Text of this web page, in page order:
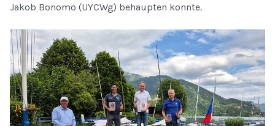
Jakob Bonomo (UYCWg) behaupten konnte.